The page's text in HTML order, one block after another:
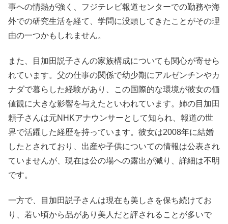
事への情熱が強く、フジテレビ報道センターでの勤務や海
外での研究生活を経て、学問に没頭してきたことがその理
由の一つかもしれません。
また、目加田説子さんの家族構成についても関心が寄せら
れています。父の仕事の関係で幼少期にアルゼンチンやカ
ナダで暮らした経験があり、この国際的な環境が彼女の価
値観に大きな影響を与えたといわれています。姉の目加田
頼子さんは元NHKアナウンサーとして知られ、報道の世
界で活躍した経歴を持っています。彼女は2008年に結婚
したとされており、出産や子供についての情報は公表され
ていませんが、現在は公の場への露出が減り、詳細は不明
です。
一方で、目加田説子さんは現在も美しさを保ち続けてお
り、若い頃から品があり美人だと評されることが多いで